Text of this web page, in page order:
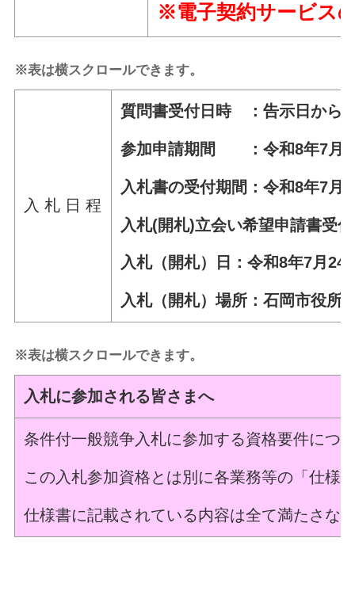
※電子契約サービス
※表は横スクロールできます。
入 札 日 程
質問書受付日時 ：告示日から
参加申請期間 ：令和8年7月8
入札書の受付期間：令和8年7月
入札(開札)立会い希望申請書受
入札（開札）日：令和8年7月24
入札（開札）場所：石岡市役
※表は横スクロールできます。
入札に参加される皆さまへ
条件付一般競争入札に参加する資格要件につ
この入札参加資格とは別に各業務等の「仕様
仕様書に記載されている内容は全て満たさな